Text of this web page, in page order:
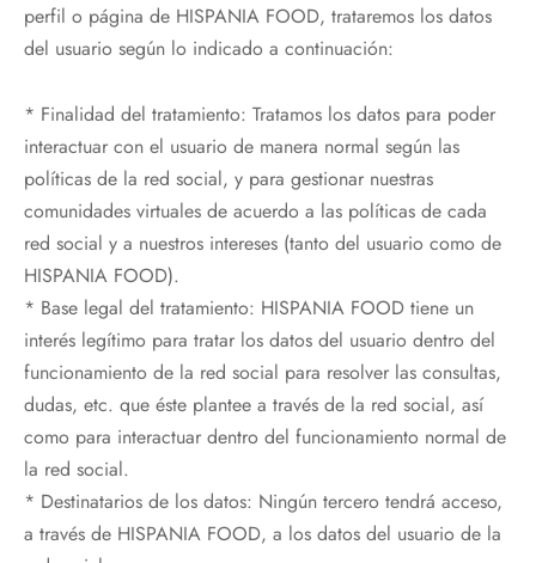
perfil o página de HISPANIA FOOD, trataremos los datos
del usuario según lo indicado a continuación:
* Finalidad del tratamiento: Tratamos los datos para poder
interactuar con el usuario de manera normal según las
políticas de la red social, y para gestionar nuestras
comunidades virtuales de acuerdo a las políticas de cada
red social y a nuestros intereses (tanto del usuario como de
HISPANIA FOOD).
* Base legal del tratamiento: HISPANIA FOOD tiene un
interés legítimo para tratar los datos del usuario dentro del
funcionamiento de la red social para resolver las consultas,
dudas, etc. que éste plantee a través de la red social, así
como para interactuar dentro del funcionamiento normal de
la red social.
* Destinatarios de los datos: Ningún tercero tendrá acceso,
a través de HISPANIA FOOD, a los datos del usuario de la